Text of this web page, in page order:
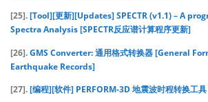
[25].[Tool][更新][Updates] SPECTR (v1.1) – A
Spectra Analysis [SPECTR反应谱计算程序更新]
[26].GMS Converter: 通用格式转换器 [General
Earthquake Records]
[27].[编程][软件] PERFORM-3D 地震波时程转换工具